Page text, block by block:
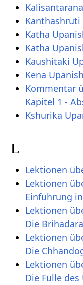
Kanthashruti
Katha
Katha
Kaushitaki
Kena
Kommentar
Kapitel 1 -
Kshurika
L
Lektionen
Lektionen
Einführung
Lektionen
Die
Lektionen
Die
Lektionen
Die Fülle